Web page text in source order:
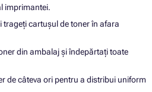
imprimantei.
trageți cartușul de toner în afara
din ambalaj și îndepărtați toate
de câteva ori pentru a distribui uniform